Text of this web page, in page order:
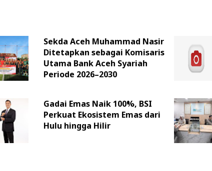
Sekda Aceh Muhammad Nasir
Ditetapkan sebagai Komisaris
Utama Bank Aceh Syariah
Periode 2026–2030
Gadai Emas Naik 100%, BSI
Perkuat Ekosistem Emas dari
Hulu hingga Hilir